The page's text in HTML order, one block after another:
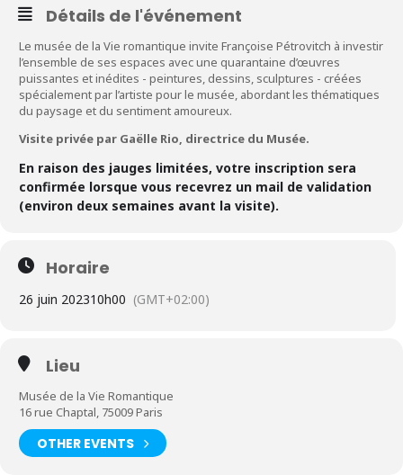
Détails de l'événement
Le musée de la Vie romantique invite Françoise Pétrovitch à investir
l’ensemble de ses espaces avec une quarantaine d’œuvres
puissantes et inédites - peintures, dessins, sculptures - créées
spécialement par l’artiste pour le musée, abordant les thématiques
du paysage et du sentiment amoureux.
Visite privée par Gaëlle Rio, directrice du Musée.
En raison des jauges limitées, votre inscription sera
confirmée lorsque vous recevrez un mail de validation
(environ deux semaines avant la visite).
Horaire
26 juin 202310h00 (GMT+02:00)
Lieu
Musée de la Vie Romantique
16 rue Chaptal, 75009 Paris
OTHER EVENTS
Expand